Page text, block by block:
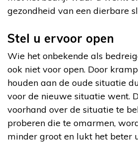
gezondheid van een dierbare
Stel u ervoor open
Wie het onbekende als
ook niet voor open. Door
houden aan de oude situatie
voor de nieuwe situatie went.
voorhand over de situatie te
proberen die te omarmen,
minder groot en lukt het beter